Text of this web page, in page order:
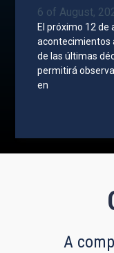
6 of August,
El próximo 12 de
acontecimientos
de las últimas
permitirá
en
A